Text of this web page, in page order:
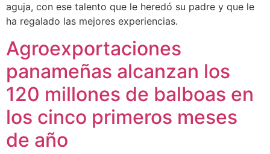
aguja, con ese talento que le heredó su padre y que le
ha regalado las mejores experiencias.
Agroexportaciones
panameñas alcanzan los
120 millones de balboas en
los cinco primeros meses
de año